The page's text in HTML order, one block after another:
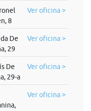
8
Ver oficina >
De
29
Ver oficina >
De
29-a
Ver oficina >
Ver oficina >